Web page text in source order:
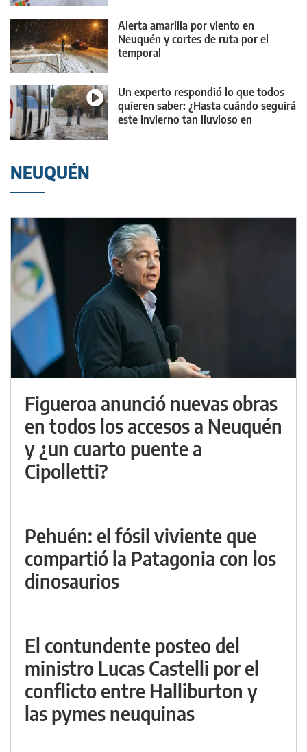
Alerta amarilla por viento en
Neuquén y cortes de ruta por el
temporal
Un experto respondió lo que todos
quieren saber: ¿Hasta cuándo seguirá
este invierno tan lluvioso en
NEUQUÉN
Figueroa anunció nuevas obras
en todos los accesos a Neuquén
y ¿un cuarto puente a
Cipolletti?
Pehuén: el fósil viviente que
compartió la Patagonia con los
dinosaurios
El contundente posteo del
ministro Lucas Castelli por el
conflicto entre Halliburton y
las pymes neuquinas